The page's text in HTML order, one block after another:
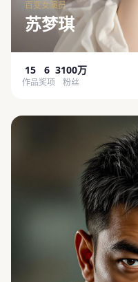
百变女演员
苏梦琪
15
作品
6
奖项
3100万
粉丝